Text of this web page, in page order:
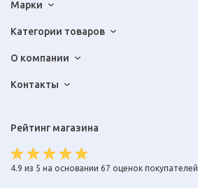
Марки
Категории товаров
О компании
Контакты
Рейтинг магазина
4.9 из 5 на основании 67 оценок покупателей